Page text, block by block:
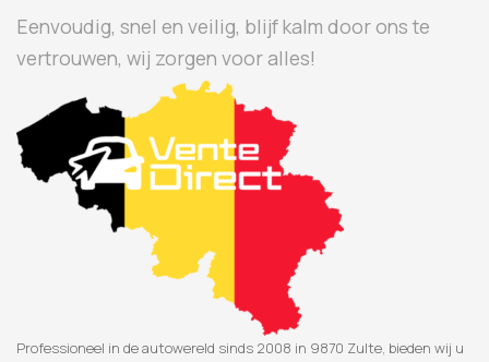
Eenvoudig, snel en veilig, blijf kalm door ons te
vertrouwen, wij zorgen voor alles!
Professioneel in de autowereld sinds 2008 in 9870 Zulte, bieden wij u